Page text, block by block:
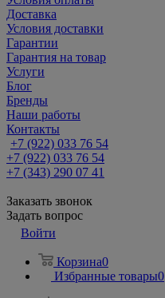
Доставка
Условия доставки
Гарантии
Гарантия на товар
Услуги
Блог
Бренды
Наши работы
Контакты
+7 (922) 033 76 54
+7 (922) 033 76 54
+7 (343) 290 07 41
Заказать звонок
Задать вопрос
Войти
Корзина0
Избранные товары0